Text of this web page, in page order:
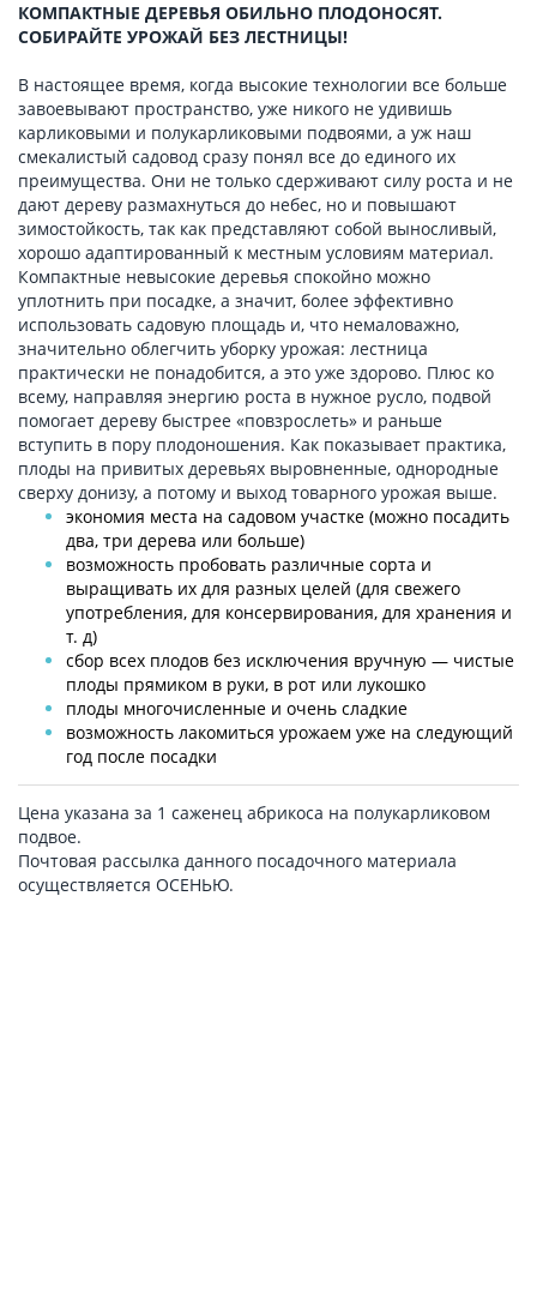
КОМПАКТНЫЕ ДЕРЕВЬЯ ОБИЛЬНО ПЛОДОНОСЯТ.
СОБИРАЙТЕ УРОЖАЙ БЕЗ ЛЕСТНИЦЫ!
В настоящее время, когда высокие технологии все больше
завоевывают пространство, уже никого не удивишь
карликовыми и полукарликовыми подвоями, а уж наш
смекалистый садовод сразу понял все до единого их
преимущества. Они не только сдерживают силу роста и не
дают дереву размахнуться до небес, но и повышают
зимостойкость, так как представляют собой выносливый,
хорошо адаптированный к местным условиям материал.
Компактные невысокие деревья спокойно можно
уплотнить при посадке, а значит, более эффективно
использовать садовую площадь и, что немаловажно,
значительно облегчить уборку урожая: лестница
практически не понадобится, а это уже здорово. Плюс ко
всему, направляя энергию роста в нужное русло, подвой
помогает дереву быстрее «повзрослеть» и раньше
вступить в пору плодоношения. Как показывает практика,
плоды на привитых деревьях выровненные, однородные
сверху донизу, а потому и выход товарного урожая выше.
экономия места на садовом участке (можно посадить
два, три дерева или больше)
возможность пробовать различные сорта и
выращивать их для разных целей (для свежего
употребления, для консервирования, для хранения и
т. д)
сбор всех плодов без исключения вручную — чистые
плоды прямиком в руки, в рот или лукошко
плоды многочисленные и очень сладкие
возможность лакомиться урожаем уже на следующий
год после посадки
Цена указана за 1 саженец абрикоса на полукарликовом
подвое.
Почтовая рассылка данного посадочного материала
осуществляется ОСЕНЬЮ.